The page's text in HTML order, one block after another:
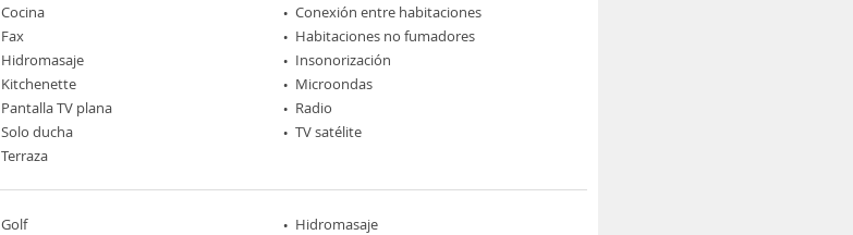
Cocina
Conexión entre habitaciones
Fax
Habitaciones no fumadores
Hidromasaje
Insonorización
Kitchenette
Microondas
Pantalla TV plana
Radio
Solo ducha
TV satélite
Terraza
Golf
Hidromasaje